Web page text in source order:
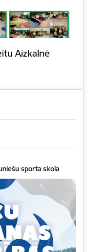
Aizkalnē
sporta skola